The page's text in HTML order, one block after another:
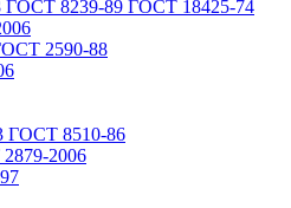
ГОСТ 8239-89 ГОСТ 18425-74
2590-88
ГОСТ 8510-86
2006